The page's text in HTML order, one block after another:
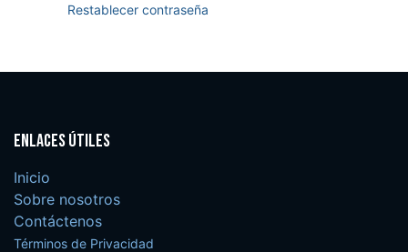
Restablecer contraseña
Enlaces útiles
Inicio
Sobre nosotros
Contáctenos
Términos de Privacidad